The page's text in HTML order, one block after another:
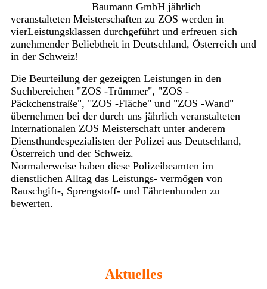
Baumann GmbH jährlich
veranstalteten Meisterschaften zu ZOS werden in
vierLeistungsklassen durchgeführt und erfreuen sich
zunehmender Beliebtheit in Deutschland, Österreich und
in der Schweiz!
Die Beurteilung der gezeigten Leistungen in den
Suchbereichen "ZOS -Trümmer", "ZOS -
Päckchenstraße", "ZOS -Fläche" und "ZOS -Wand"
übernehmen bei der durch uns jährlich veranstalteten
Internationalen ZOS Meisterschaft unter anderem
Diensthundespezialisten der Polizei aus Deutschland,
Österreich und der Schweiz.
Normalerweise haben diese Polizeibeamten im
dienstlichen Alltag das Leistungs- vermögen von
Rauschgift-, Sprengstoff- und Fährtenhunden zu
bewerten.
Aktuelles